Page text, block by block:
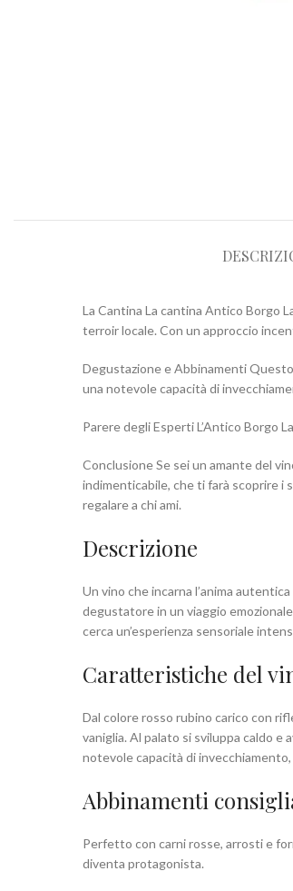
La Cantina La cantina Antico Borgo
terroir locale. Con un approccio
Degustazione e Abbinamenti
una notevole capacità di
Parere degli Esperti L’Antico Borgo
Conclusione Se sei un amante del
indimenticabile, che ti farà scoprire i
regalare a chi ami.
Descrizione
Un vino che incarna l’anima
degustatore in un viaggio
cerca un’esperienza sensoriale
Caratteristiche del
Dal colore rosso rubino carico con
vaniglia. Al palato si sviluppa caldo
notevole capacità di
Abbinamenti
Perfetto con carni rosse, arrosti e
diventa protagonista.